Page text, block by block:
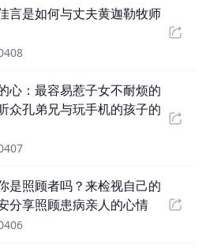
言是如何与丈夫黄迦勒牧师
心：最容易惹子女不耐烦的
众孔弟兄与玩手机的孩子的
是照顾者吗？来检视自己的
分享照顾患病亲人的心情